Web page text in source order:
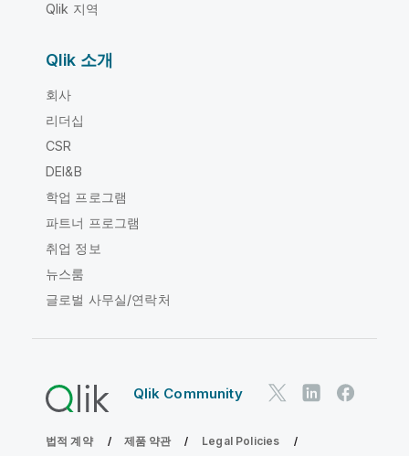
Qlik 지역
Qlik 소개
회사
리더십
CSR
DEI&B
학업 프로그램
파트너 프로그램
취업 정보
뉴스룸
글로벌 사무실/연락처
Qlik Community
법적 계약 제품 약관 Legal Policies